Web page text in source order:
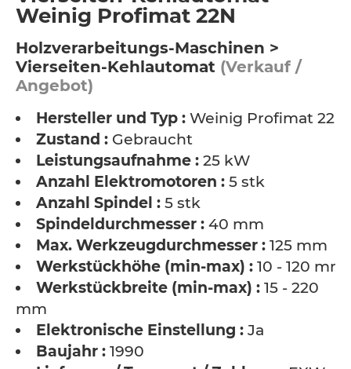
Weinig Profimat 22N
Holzverarbeitungs-Maschinen >
Vierseiten-Kehlautomat (Verkauf /
Angebot)
Hersteller und Typ : Weinig Profimat 22N
Zustand : Gebraucht
Leistungsaufnahme : 25 kW
Anzahl Elektromotoren : 5 stk
Anzahl Spindel : 5 stk
Spindeldurchmesser : 40 mm
Max. Werkzeugdurchmesser : 125 mm
Werkstückhöhe (min-max) : 10 - 120 mm
Werkstückbreite (min-max) : 15 - 220
mm
Elektronische Einstellung : Ja
Baujahr : 1990